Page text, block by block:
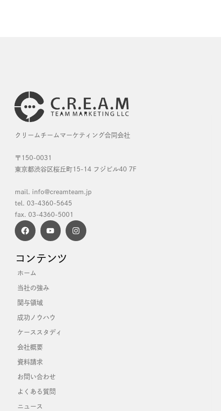
クリームチームマーケティング合同会社
〒150-0031
東京都渋谷区桜丘町15-14 フジビル40 7F
mail. info@creamteam.jp
tel. 03-4360-5645
fax. 03-4360-5001
コンテンツ
ホーム
当社の強み
関与領域
成功ノウハウ
ケーススタディ
会社概要
資料請求
お問い合わせ
よくある質問
ニュース